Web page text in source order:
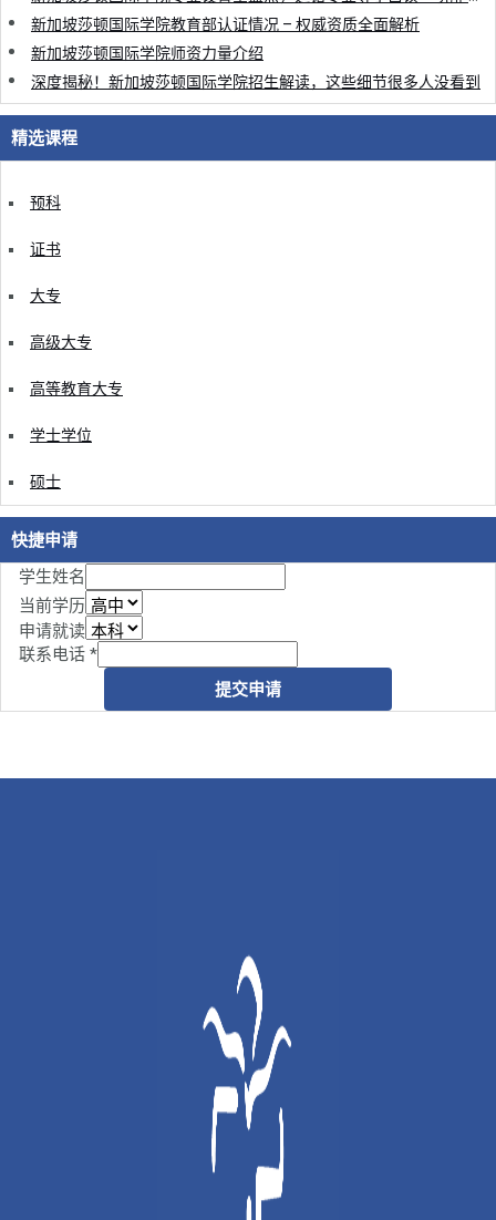
新加坡莎顿国际学院教育部认证情况 – 权威资质全面解析
新加坡莎顿国际学院师资力量介绍
深度揭秘！新加坡莎顿国际学院招生解读，这些细节很多人没看到
精选课程
预科
证书
大专
高级大专
高等教育大专
学士学位
硕士
快捷申请
学生姓名
当前学历
申请就读
联系电话 *
提交申请